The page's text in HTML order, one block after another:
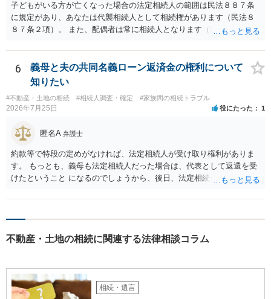
子どもがいる方が亡くなった場合の法定相続人の範囲は民法８８７条
に規定があり、あなたは代襲相続人として相続権があります（民法８
８７条２項）。 また、配偶者は常に相続人となります（民法８９０
も相続権があります。つまり、孫５人に加えて「おじ又はおば」にも
相続権がある可能性があります。
6
義母と夫の共同名義ローン返済金の権利について
知りたい
#不動産・土地の相続 #相続人調査・確定 #家族間の相続トラブル
2026年7月25日 役にたった 1
匿名A 弁護士
約款等で特段の定めがなければ、法定相続人が受け取り権利がありま
す。 もっとも、義母も法定相続人だった場合は、代表として返還を受
けたということ になるのでしょうから、後日、法定相続分に基づいて
不動産・土地の相続に関連する法律相談コラム
相続・遺言